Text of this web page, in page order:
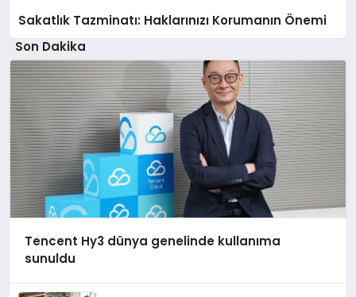
Sakatlık Tazminatı: Haklarınızı Korumanın Önemi
Son Dakika
Tencent Hy3 dünya genelinde kullanıma
sunuldu